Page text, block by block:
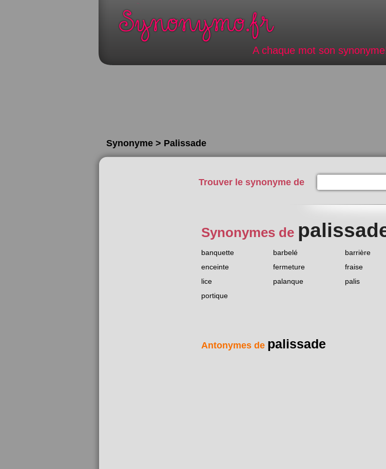
A chaque mot son
Synonyme > Palissade
Trouver le synonyme de
Synonymes de
banquette barbelé barrière
enceinte
fermeture fraise
lice
palanque palis
portique
Antonymes de palissade